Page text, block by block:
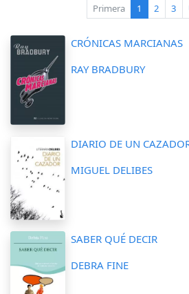
Primera 1 (current)
2 3
CRÓNICAS MARCIANAS
RAY BRADBURY
DIARIO DE UN
MIGUEL DELIBES
SABER QUÉ DECIR
DEBRA FINE